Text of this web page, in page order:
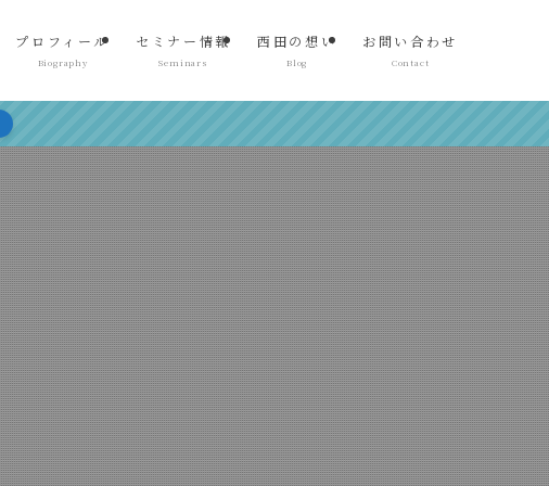
プロフィール
Biography
セミナー情報
Seminars
西田の想い
Blog
お問い合わせ
Contact